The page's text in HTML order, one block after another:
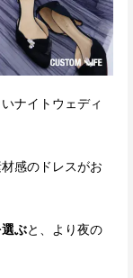
ナイトウェディ
感のドレスがお
ぶと、より夜の